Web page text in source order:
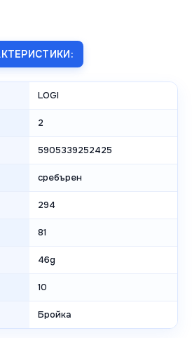
LOGI
2
5905339252425
сребърен
294
81
46g
10
Бройка